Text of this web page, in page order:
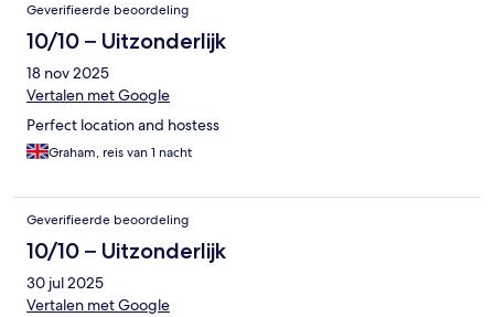
Geverifieerde beoordeling
10/10 – Uitzonderlijk
18 nov 2025
Vertalen met Google
Perfect location and hostess
Graham, reis van 1 nacht
Geverifieerde beoordeling
10/10 – Uitzonderlijk
30 jul 2025
Vertalen met Google